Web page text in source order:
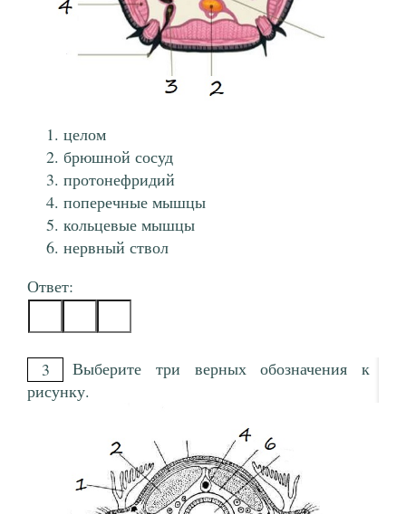
целом
брюшной сосуд
протонефридий
поперечные мышцы
кольцевые мышцы
нервный ствол
Ответ:
3
Выберите три верных обозначения к
рисунку.